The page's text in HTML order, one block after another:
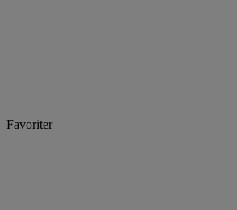
Favoriter